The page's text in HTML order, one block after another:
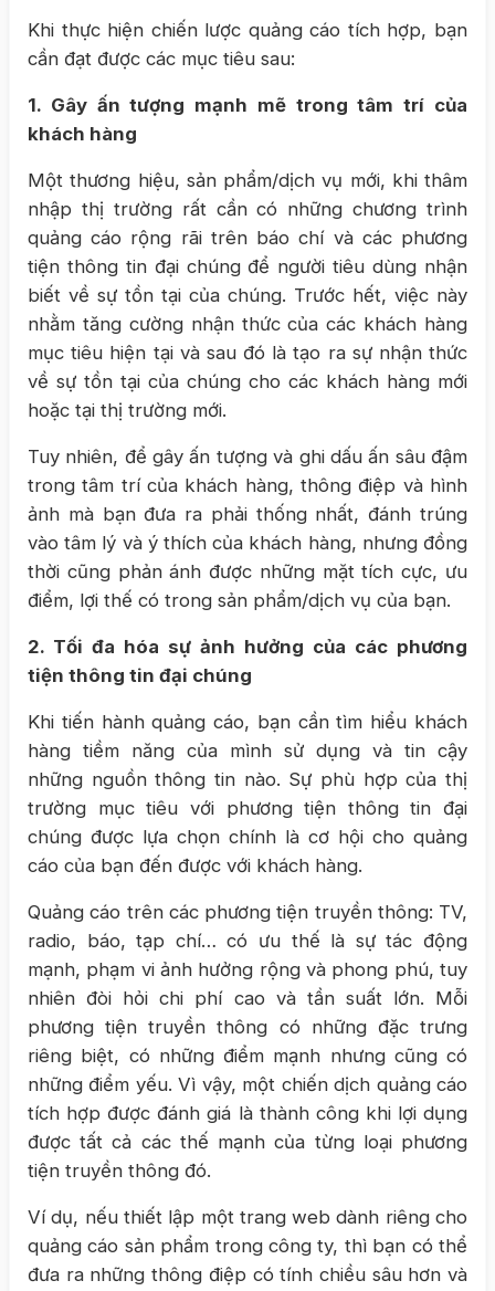
Khi thực hiện chiến lược quảng cáo tích hợp, bạn
cần đạt được các mục tiêu sau:
1. Gây ấn tượng mạnh mẽ trong tâm trí của
khách hàng
Một thương hiệu, sản phẩm/dịch vụ mới, khi thâm
nhập thị trường rất cần có những chương trình
quảng cáo rộng rãi trên báo chí và các phương
tiện thông tin đại chúng để người tiêu dùng nhận
biết về sự tồn tại của chúng. Trước hết, việc này
nhằm tăng cường nhận thức của các khách hàng
mục tiêu hiện tại và sau đó là tạo ra sự nhận thức
về sự tồn tại của chúng cho các khách hàng mới
hoặc tại thị trường mới.
Tuy nhiên, để gây ấn tượng và ghi dấu ấn sâu đậm
trong tâm trí của khách hàng, thông điệp và hình
ảnh mà bạn đưa ra phải thống nhất, đánh trúng
vào tâm lý và ý thích của khách hàng, nhưng đồng
thời cũng phản ánh được những mặt tích cực, ưu
điểm, lợi thế có trong sản phẩm/dịch vụ của bạn.
2. Tối đa hóa sự ảnh hưởng của các phương
tiện thông tin đại chúng
Khi tiến hành quảng cáo, bạn cần tìm hiểu khách
hàng tiềm năng của mình sử dụng và tin cậy
những nguồn thông tin nào. Sự phù hợp của thị
trường mục tiêu với phương tiện thông tin đại
chúng được lựa chọn chính là cơ hội cho quảng
cáo của bạn đến được với khách hàng.
Quảng cáo trên các phương tiện truyền thông: TV,
radio, báo, tạp chí… có ưu thế là sự tác động
mạnh, phạm vi ảnh hưởng rộng và phong phú, tuy
nhiên đòi hỏi chi phí cao và tần suất lớn. Mỗi
phương tiện truyền thông có những đặc trưng
riêng biệt, có những điểm mạnh nhưng cũng có
những điểm yếu. Vì vậy, một chiến dịch quảng cáo
tích hợp được đánh giá là thành công khi lợi dụng
được tất cả các thế mạnh của từng loại phương
tiện truyền thông đó.
Ví dụ, nếu thiết lập một trang web dành riêng cho
quảng cáo sản phẩm trong công ty, thì bạn có thể
đưa ra những thông điệp có tính chiều sâu hơn và